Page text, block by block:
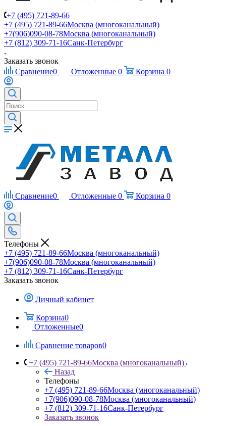
+7 (495) 721-89-66
+7 (495) 721-89-66Москва (многоканальный)
+7(906)090-08-78Москва (многоканальный)
+7 (812) 309-71-16Санк-Петербург
Заказать звонок
Сравнение0 Отложенные 0 Корзина 0
Сравнение0 Отложенные 0 Корзина 0
Телефоны
+7 (495) 721-89-66Москва (многоканальный)
+7(906)090-08-78Москва (многоканальный)
+7 (812) 309-71-16Санк-Петербург
Заказать звонок
Личный кабинет
Корзина0
Отложенные0
Сравнение товаров0
+7 (495) 721-89-66Москва (многоканальный)
Назад
Телефоны
+7 (495) 721-89-66Москва (многоканальный)
+7(906)090-08-78Москва (многоканальный)
+7 (812) 309-71-16Санк-Петербург
Заказать звонок